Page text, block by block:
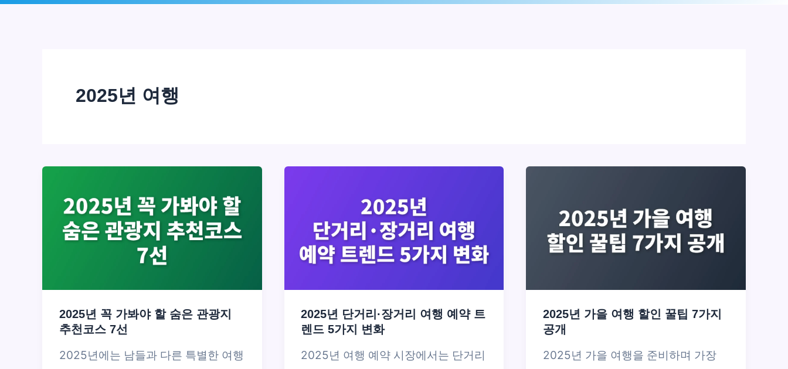
로
2025년 여행
2025년 꼭 가봐야 할 숨은 관광지
추천코스 7선
2025년에는 남들과 다른 특별한 여행
2025년 단거리·장거리 여행 예약 트
렌드 5가지 변화
2025년 여행 예약 시장에서는 단거리
2025년 가을 여행 할인 꿀팁 7가지
공개
2025년 가을 여행을 준비하며 가장